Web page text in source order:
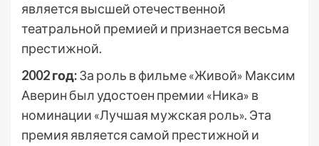
является высшей отечественной
театральной премией и признается весьма
престижной.
2002 год:За роль в фильме «Живой» Максим
Аверин был удостоен премии «Ника» в
номинации «Лучшая мужская роль». Эта
премия является самой престижной и